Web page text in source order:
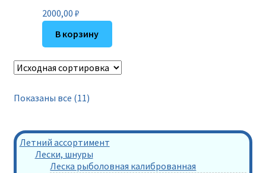
2000,00 ₽
В корзину
Показаны все (11)
Летний ассортимент
Лески, шнуры
Леска рыболовная калиброванная